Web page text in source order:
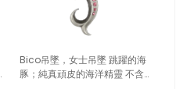
Bico吊墜，女士吊墜 跳躍的海
豚；純真頑皮的海洋精靈 不含